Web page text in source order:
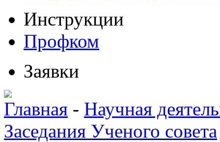
Инструкции
Профком
Заявки
Главная - Научная
Заседания Ученого совета